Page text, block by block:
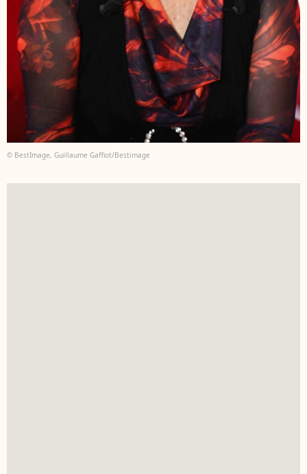
© BestImage, Guillaume Gaffiot/Bestimage